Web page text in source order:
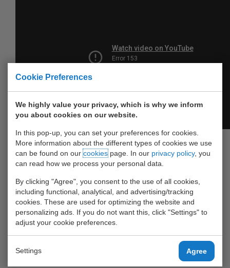
Cookie Preferences
We highly value your privacy, which is why we inform
you about cookies on our website.
In this pop-up, you can set your preferences for cookies.
More information about the different types of cookies we use
can be found on ourcookiespage. In our privacy policy, you
can read how we process your personal data.
By clicking "Agree", you consent to the use of all cookies,
including functional, analytical, and advertising/tracking
cookies. These are used for optimizing the website and
personalizing ads. If you do not want this, click "Settings" to
adjust your cookie preferences.
Settings Agree
Uitgebreide informatie leest op op de
site:https://www.topcorridors.com/default.aspx
Onderstaand een deel van de daar aanwezige toelichting:
QUOTE - De meerwaarde van goederenstromen en logistiek
is voor de economische toegevoegde waarde van Nederland
van groot belang(zie ook MIRT-onderzoek).Daarbij is de
bestaande infrastructuur cruciaal om de logistiek in goede
banen te leiden. Deze functie zal de infrastructuur ook in de